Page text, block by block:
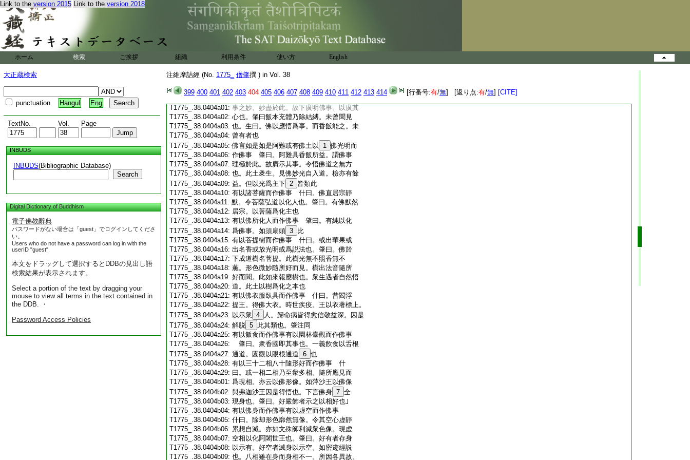
Link to the version 2015 Link to the version 2018
ホーム 検索 ご挨拶 組織 利用条件 使い方 English
大正蔵検索
punctuation Hangul Eng
TextNo. Vol. Page
INBUDS
INBUDS(Bibliographic Database)
Search
Digital Dictionary of Buddhism
電子佛教辭典
パスワードがない場合は「guest」でログインしてくださ
い。
Users who do not have a password can log in with the
userID "guest".
本文をドラッグして選択するとDDBの見出し語
検索結果が表示されます。
Select a portion of the text by dragging your
mouse to view all terms in the text contained in
the DDB. ・
Password Access Policies
注維摩詰經 (No. 1775_ 僧肇撰 ) in Vol. 38
399 400 401 402 403 404 405 406 407 408 409 410 411 412 413 414 [行番号:有/無] [返り点:有/無] [CITE]
T1775_.38.0403c19:之内。必有所得矣。然一食之悟亦不得有
T1775_.38.0403c20: 二階進也。止一生補處者。佛無因得故也。
T1775_.38.0403c21:無生菩薩及正位之人。豈復假外方得進哉。
T1775_.38.0403c22:
而今云爾者。以明此飯爲宣理之極。備有
其義焉
T1775_.38.0403c24:譬如有藥名曰上味其有服者身諸毒滅然後
T1775_.38.0403c25:乃消此飯如是滅除一切諸煩惱毒然後乃消
T1775_.38.0403c26:
阿難白佛言未曾有也世尊如此香飯能作佛
T1775_.38.0403c27:事 什曰。神足變化。説法度人化之常也。
T1775_.38.0403c28:飯本充體而今得道。故歎未曾有。佛以化
T1775_.38.0404a01: 事之妙。妙盡於此。故下廣明佛事。以廣其
T1775_.38.0404a02: 心也。肇曰飯本充體乃除結縛。未曾聞見
T1775_.38.0404a03: 也。生曰。佛以應悟爲事。而香飯能之。未
T1775_.38.0404a04: 曾有者也
T1775_.38.0404a05:佛言如是如是阿難或有佛土以 1 佛光明而
T1775_.38.0404a06: 作佛事 肇曰。阿難具香飯所益。謂佛事
T1775_.38.0404a07: 理極於此。故廣示其事。令悟佛道之無方
T1775_.38.0404a08: 也。此土衆生。見佛妙光自入道。檢亦有餘
T1775_.38.0404a09: 益。但以光爲主下 2 皆類此
T1775_.38.0404a10: 有以諸菩薩而作佛事 什曰。佛直居宗靜
T1775_.38.0404a11: 默。令菩薩弘道以化人也。肇曰。有佛默然
T1775_.38.0404a12: 居宗。以菩薩爲化主也
T1775_.38.0404a13: 有以佛所化人而作佛事 肇曰。有純以化
T1775_.38.0404a14: 爲佛事。如須扇頭 3
比
T1775_.38.0404a15: 有以菩提樹而作佛事 什曰。或出華果或
T1775_.38.0404a16: 出名香或放光明或爲説法也。肇曰。佛於
T1775_.38.0404a17: 下成道樹名菩提。此樹光無不照香無不
T1775_.38.0404a18: 薫。形色微妙隨所好而見。樹出法音隨所
T1775_.38.0404a19: 好而聞。此如來報應樹也。衆生遇者自然悟
T1775_.38.0404a20: 道。此土以樹爲化之本也
T1775_.38.0404a21: 有以佛衣服臥具而作佛事 什曰。昔閻浮
T1775_.38.0404a22: 提王。得佛大衣。時世疾疫。王以衣著標上。
T1775_.38.0404a23: 以示衆 4
人。歸命病皆得愈信敬益深。因是
T1775_.38.0404a24: 解脱 5 此其類也。肇注同
T1775_.38.0404a25: 有以飯食而作佛事有以園林臺觀而作佛事
T1775_.38.0404a26:
肇曰。衆香國即其事也。一義飮食以舌根
T1775_.38.0404a27: 通道。園觀以眼根通道 6 也
T1775_.38.0404a28: 有以三十二相八十隨形好而作佛事 什
T1775_.38.0404a29: 曰。或一相二相乃至衆多相。隨所應見而
T1775_.38.0404b01: 爲現相。亦云以佛形像。如萍沙王以佛像
T1775_.38.0404b02: 與弗迦沙王因是得悟也。下言佛身 7 全
T1775_.38.0404b03: 現身也。肇曰。好嚴飾者示之以相好也｣
T1775_.38.0404b04: 有以佛身而作佛事有以虚空而作佛事
T1775_.38.0404b05: 什曰。除却形色廓然無像。令其空心虚靜
T1775_.38.0404b06: 累想自滅。亦如文殊師利滅衆色像。現虚
T1775_.38.0404b07: 空相以化阿闍世王也。肇曰。好有者存身
T1775_.38.0404b08: 以示有。好空者滅身以示空。如密迹經説
T1775_.38.0404b09: 也。八相雖在身而身相不一。所因各異故。